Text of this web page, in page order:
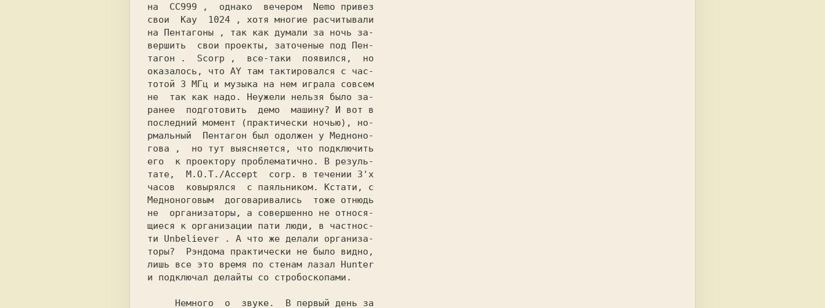
на CC999 ,  однако  вечером Nemo привез
свои Kay  1024
, хотя многие расчитывали
на Пентагоны
, так как думали за ночь за-
вершить  свои проекты, заточеные под Пен-
тагон
. Scorp
,  все-таки  появился,  но
оказалось, что AY там тактировался с час-
тотой 3 МГц и музыка на нем играла совсем
не  так как надо. Неужели нельзя было за-
ранее  подготовить  демо  машину? И вот в
последний момент (практически ночью), но-
рмальный Пентагон был одолжен у Медноно-
гова ,  но тут выясняется, что подключить
его  к проектору проблематично. В резуль-
тате, M.O.T./Accept  corp. в течении 3'х
Медноноговым договаривались  тоже отнюдь
не  организаторы, a совершенно не относя-
щиеся к организации пати люди, в частнос-
ти Unbeliever
. А что же делали организа-
торы? Рэндома практически не было видно,
лишь все это время по стенам лазал
и подключал делайты со стробоскопами.